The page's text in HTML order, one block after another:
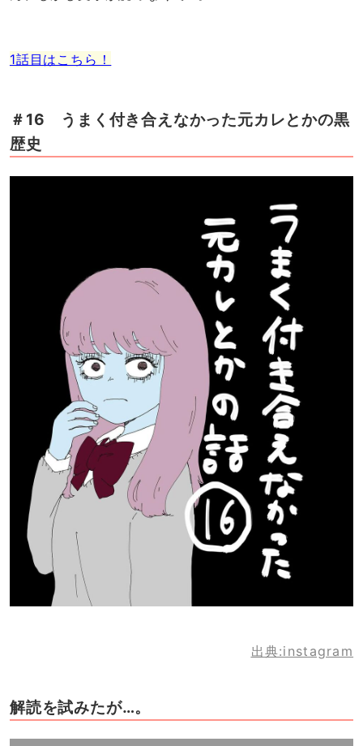
1話目はこちら！
＃16 うまく付き合えなかった元カレとかの黒
歴史
出典:instagram
解読を試みたが…。